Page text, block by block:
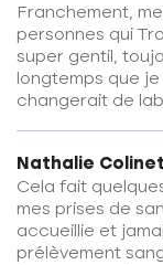
Franchement,
personnes qui
super gentil,
longtemps que
changerait de
Nathalie Colinet
Cela fait
mes prises de
accueillie et
prélèvement